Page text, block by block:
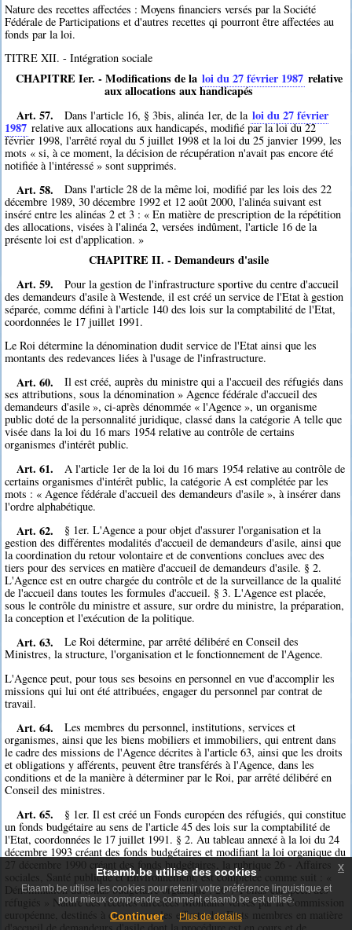
Nature des recettes affectées : Moyens financiers versés par la Société
Fédérale de Participations et d'autres recettes qi pourront être affectées au
fonds par la loi.
TITRE XII. - Intégration sociale
CHAPITRE Ier. - Modifications de la loi du 27 février 1987 relative
aux allocations aux handicapés
Art. 57.
Dans l'article 16, § 3bis, alinéa 1er, de la loi du 27 février
1987 relative aux allocations aux handicapés, modifié par la loi du 22
février 1998, l'arrêté royal du 5 juillet 1998 et la loi du 25 janvier 1999, les
mots « si, à ce moment, la décision de récupération n'avait pas encore été
notifiée à l'intéressé » sont supprimés.
Art. 58.
Dans l'article 28 de la même loi, modifié par les lois des 22
décembre 1989, 30 décembre 1992 et 12 août 2000, l'alinéa suivant est
inséré entre les alinéas 2 et 3 : « En matière de prescription de la répétition
des allocations, visées à l'alinéa 2, versées indûment, l'article 16 de la
présente loi est d'application. »
CHAPITRE II. - Demandeurs d'asile
Art. 59.
Pour la gestion de l'infrastructure sportive du centre d'accueil
des demandeurs d'asile à Westende, il est créé un service de l'Etat à gestion
séparée, comme défini à l'article 140 des lois sur la comptabilité de l'Etat,
coordonnées le 17 juillet 1991.
Le Roi détermine la dénomination dudit service de l'Etat ainsi que les
montants des redevances liées à l'usage de l'infrastructure.
Art. 60.
Il est créé, auprès du ministre qui a l'accueil des réfugiés dans
ses attributions, sous la dénomination » Agence fédérale d'accueil des
demandeurs d'asile », ci-après dénommée « l'Agence », un organisme
public doté de la personnalité juridique, classé dans la catégorie A telle que
visée dans la loi du 16 mars 1954 relative au contrôle de certains
organismes d'intérêt public.
Art. 61.
A l'article 1er de la loi du 16 mars 1954 relative au contrôle de
certains organismes d'intérêt public, la catégorie A est complétée par les
mots : « Agence fédérale d'accueil des demandeurs d'asile », à insérer dans
l'ordre alphabétique.
Art. 62.
§ 1er. L'Agence a pour objet d'assurer l'organisation et la
gestion des différentes modalités d'accueil de demandeurs d'asile, ainsi que
la coordination du retour volontaire et de conventions conclues avec des
tiers pour des services en matière d'accueil de demandeurs d'asile. § 2.
L'Agence est en outre chargée du contrôle et de la surveillance de la qualité
de l'accueil dans toutes les formules d'accueil. § 3. L'Agence est placée,
sous le contrôle du ministre et assure, sur ordre du ministre, la préparation,
la conception et l'exécution de la politique.
Art. 63.
Le Roi détermine, par arrêté délibéré en Conseil des
Ministres, la structure, l'organisation et le fonctionnement de l'Agence.
L'Agence peut, pour tous ses besoins en personnel en vue d'accomplir les
missions qui lui ont été attribuées, engager du personnel par contrat de
travail.
Art. 64.
Les membres du personnel, institutions, services et
organismes, ainsi que les biens mobiliers et immobiliers, qui entrent dans
le cadre des missions de l'Agence décrites à l'article 63, ainsi que les droits
et obligations y afférents, peuvent être transférés à l'Agence, dans les
conditions et de la manière à déterminer par le Roi, par arrêté délibéré en
Conseil des ministres.
Art. 65.
§ 1er. Il est créé un Fonds européen des réfugiés, qui constitue
un fonds budgétaire au sens de l'article 45 des lois sur la comptabilité de
l'Etat, coordonnées le 17 juillet 1991. § 2. Au tableau annexé à la loi du 24
décembre 1993 créant des fonds budgétaires et modifiant la loi organique du
27 décembre 1990 créant des fonds budgétaires, la rubrique 26 - Affaires
sociales, Santé publique et Environnement, est complétée comme suit : «
Dénomination du fonds budgétaire organique : 26-7-Fonds européen des
réfugiés » Nature des recettes affectées Montants versés par la Commission
européenne, destinés à encourager les efforts des Etats membres en matière
d'accueil de demandeurs d'asile dont la procédure est en cours et de
Etaamb.be utilise des cookies
Etaamb.be utilise les cookies pour retenir votre préférence linguistique et
pour mieux comprendre comment etaamb.be est utilisé.
Continuer Plus de details
x